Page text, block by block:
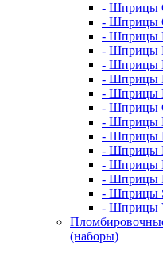
- Шприцы
- Шприцы
- Шприцы
- Шприцы
- Шприцы
- Шприцы
- Шприцы
- Шприцы
- Шприцы
- Шприцы
- Шприцы
- Шприцы
- Шприцы
- Шприцы
- Шприцы
(наборы)